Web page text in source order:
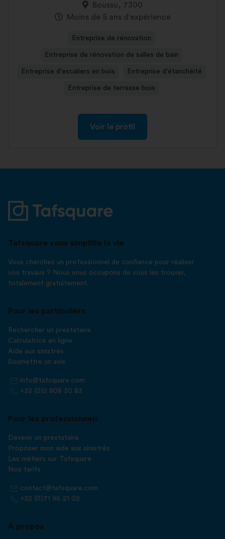
Boussu, 7300
Moins de 5 ans d'expérience
Entreprise de rénovation
Entreprise de rénovation de salles de bain
Entreprise d'escaliers en bois Entreprise d'étanchéité
Entreprise de terrasse bois
Voir le profil
Tafsquare vous simplifie la vie
Vous cherchez un professionnel de confiance pour réaliser
vos travaux ? Nous nous occupons de vous les trouver,
totalement gratuitement.
Pour les particuliers
Rechercher un prestataire
Calculatrice en ligne
Aide aux sinistrés
Soumettre un avis
info@tafsquare.com
+32 (0)2 808 30 83
Pour les professionnels
Devenir un prestataire
Proposer mon aide aux sinistrés
Les métiers sur Tafsquare
Nos tarifs
contact@tafsquare.com
+32 (0)71 96 21 02
À propos